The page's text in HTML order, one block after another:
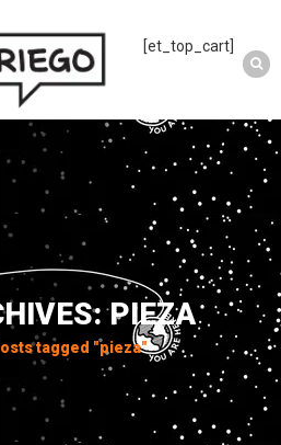
[et_top_cart]
PIEZA
tagged "pieza"